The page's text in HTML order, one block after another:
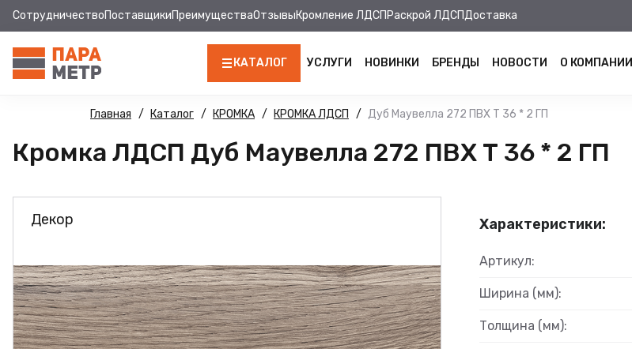
СотрудничествоПоставщикиПреимуществаОтзывыКромление ЛДСП Раскрой ЛДСПДоставка
КАТАЛОГ
ЛДСП
КРОМКА
ХДФ
ФУРНИТУРА
УСЛУГИ НОВИНКИ БРЕНДЫ НОВОСТИ О КОМПАНИИ
Главная Каталог КРОМКА КРОМКА ЛДСП Дуб Маувелла 272 ПВХ Т 36 * 2 ГП
Кромка ЛДСП Дуб Маувелла 272 ПВХ Т 36 * 2 ГП
Декор Характеристики:
Артикул:
Ширина (мм):
Толщина (мм):